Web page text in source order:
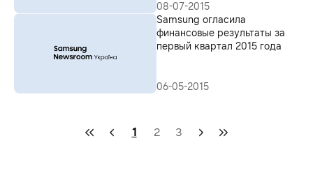
08-07-2015
Samsung огласила
финансовые результаты за
первый квартал 2015 года
06-05-2015
1 2 3